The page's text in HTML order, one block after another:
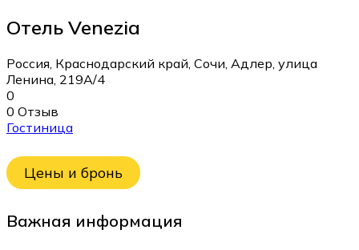
Отель Venezia
Россия, Краснодарский край, Сочи, Адлер, улица
Ленина, 219А/4
0
0 Отзыв
Гостиница
Цены и бронь
Важная информация